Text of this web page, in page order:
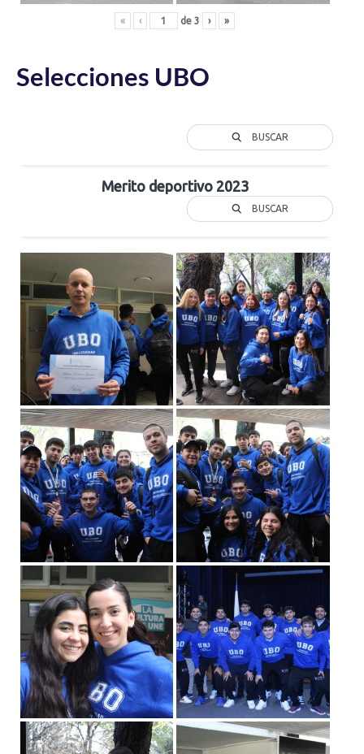
« ‹ de3 › »
Selecciones UBO
BUSCAR
Merito deportivo 2023
BUSCAR